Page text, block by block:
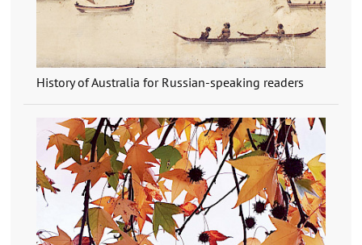
History of Australia for Russian-speaking readers